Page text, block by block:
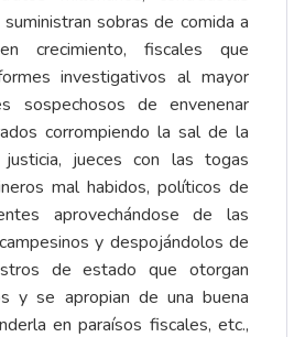
sobras de comida a
crecimiento, fiscales que
investigativos al mayor
sospechosos de envenenar
corrompiendo la sal de la
jueces con las togas
mal habidos, políticos de
aprovechándose de las
y despojándolos de
de estado que otorgan
y se apropian de una buena
en paraísos fiscales, etc.,